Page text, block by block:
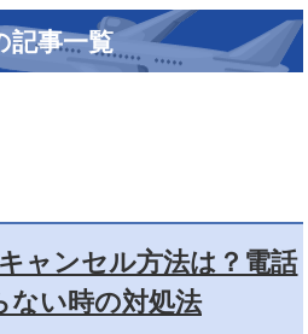
記事一覧
ャンセル方法は？電話
ない時の対処法